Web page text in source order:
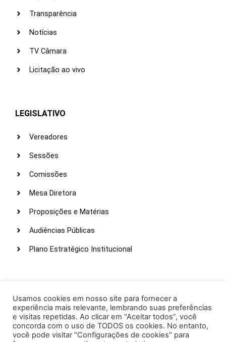
Transparência
Notícias
TV Câmara
Licitação ao vivo
LEGISLATIVO
Vereadores
Sessões
Comissões
Mesa Diretora
Proposições e Matérias
Audiências Públicas
Plano Estratégico Institucional
Webmail
Intranet
Administração
Usamos cookies em nosso site para fornecer a
experiência mais relevante, lembrando suas preferências
e visitas repetidas. Ao clicar em “Aceitar todos”, você
concorda com o uso de TODOS os cookies. No entanto,
você pode visitar "Configurações de cookies" para